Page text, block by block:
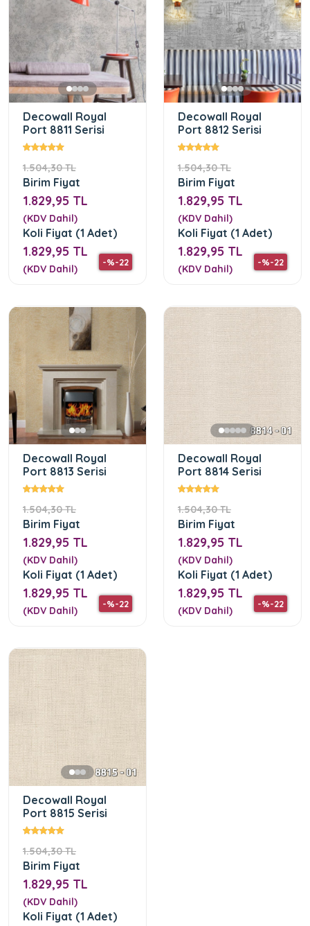
Decowall Royal
Port 8811 Serisi
1.504,30 TL
-%-22
Birim Fiyat
1.829,95 TL
(KDV Dahil)
Koli Fiyat (1 Adet)
1.829,95 TL
(KDV Dahil)
Decowall Royal
Port 8812 Serisi
1.504,30 TL
-%-22
Birim Fiyat
1.829,95 TL
(KDV Dahil)
Koli Fiyat (1 Adet)
1.829,95 TL
(KDV Dahil)
Decowall Royal
Port 8813 Serisi
1.504,30 TL
-%-22
Birim Fiyat
1.829,95 TL
(KDV Dahil)
Koli Fiyat (1 Adet)
1.829,95 TL
(KDV Dahil)
Decowall Royal
Port 8814 Serisi
1.504,30 TL
-%-22
Birim Fiyat
1.829,95 TL
(KDV Dahil)
Koli Fiyat (1 Adet)
1.829,95 TL
(KDV Dahil)
Decowall Royal
Port 8815 Serisi
1.504,30 TL
Birim Fiyat
1.829,95 TL
(KDV Dahil)
Koli Fiyat (1 Adet)